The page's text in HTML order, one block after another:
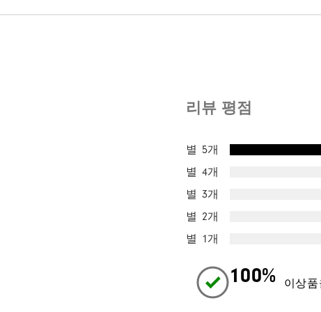
리뷰 평점
별 5개
별 4개
별 3개
별 2개
별 1개
100% 이상